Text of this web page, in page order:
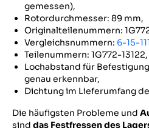
gemessen),
Rotordurchmesser: 89 mm,
Originalteilenummern:
Vergleichsnummern: 6-15-
Teilenummern: 1G772-13122,
Lochabstand für
genau erkennbar,
Dichtung im Lieferumfang
Die häufigsten Probleme und
sind das Festfressen des